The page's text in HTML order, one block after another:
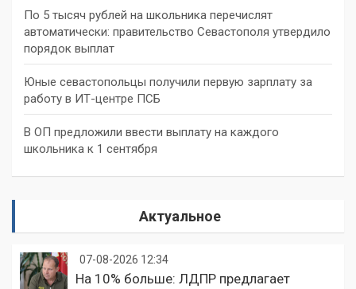
По 5 тысяч рублей на школьника перечислят
автоматически: правительство Севастополя утвердило
порядок выплат
Юные севастопольцы получили первую зарплату за
работу в ИТ-центре ПСБ
В ОП предложили ввести выплату на каждого
школьника к 1 сентября
Актуальное
07-08-2026 12:34
На 10% больше: ЛДПР предлагает